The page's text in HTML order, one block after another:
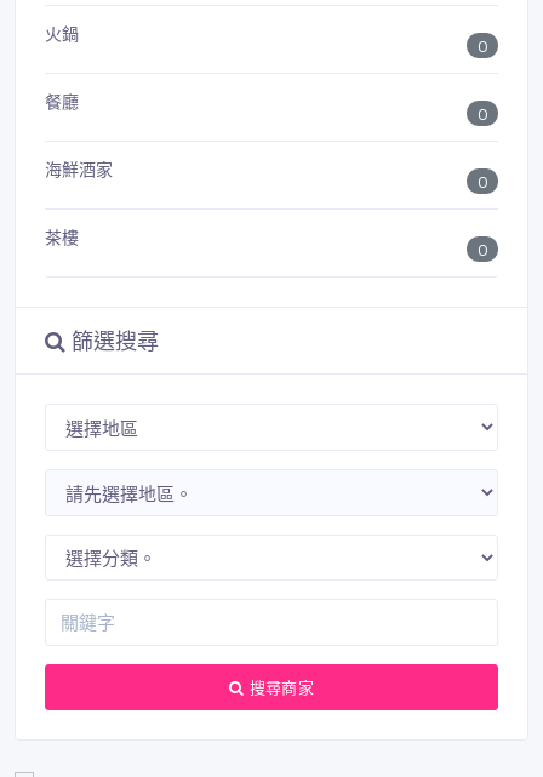
火鍋
0
餐廳
0
海鮮酒家
0
茶樓
0
篩選搜尋
搜尋商家